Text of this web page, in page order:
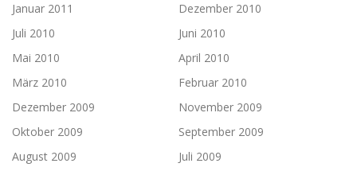
Januar 2011
Dezember 2010
Juli 2010
Juni 2010
Mai 2010
April 2010
März 2010
Februar 2010
Dezember 2009
November 2009
Oktober 2009
September 2009
August 2009
Juli 2009